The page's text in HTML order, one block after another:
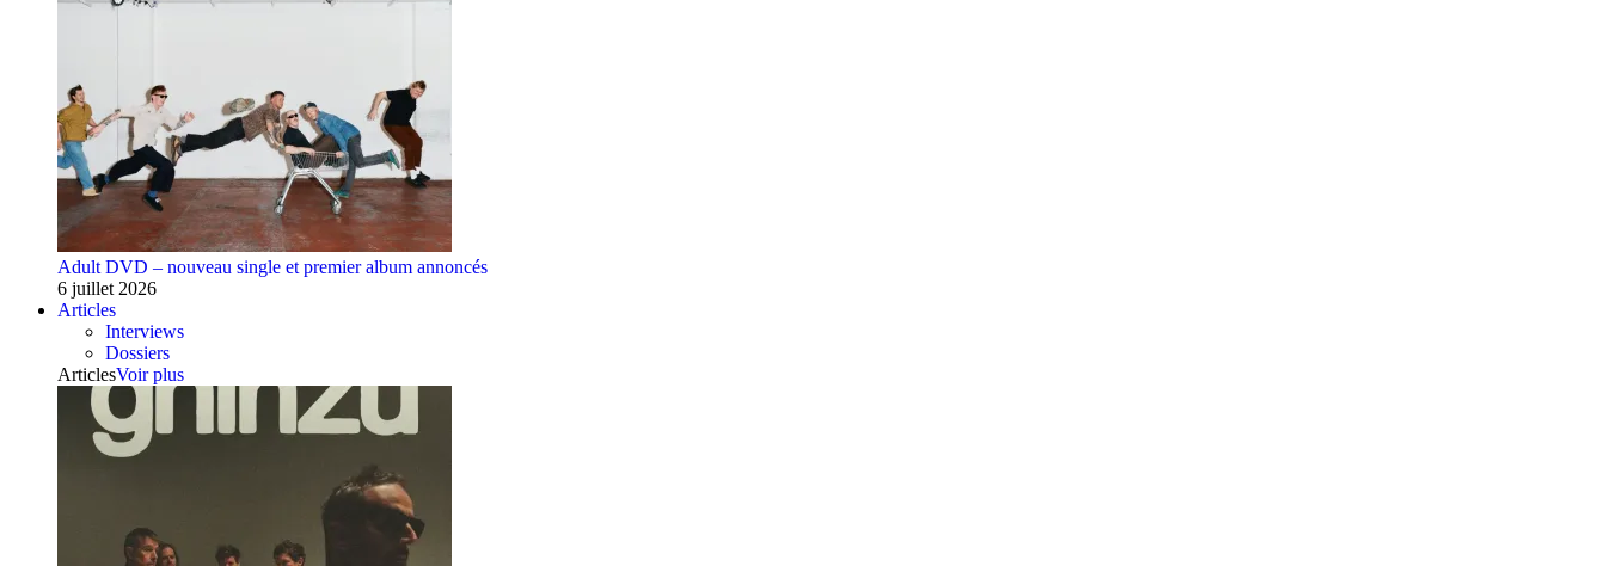
Adult DVD – nouveau single et premier album annoncés
6 juillet 2026
Articles
Interviews
Dossiers
ArticlesVoir plus